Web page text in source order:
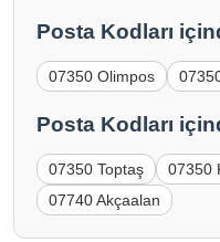
Posta Kodları
07350 Olimpos
Posta Kodları
07350 Toptaş 07350
07740 Akçaalan